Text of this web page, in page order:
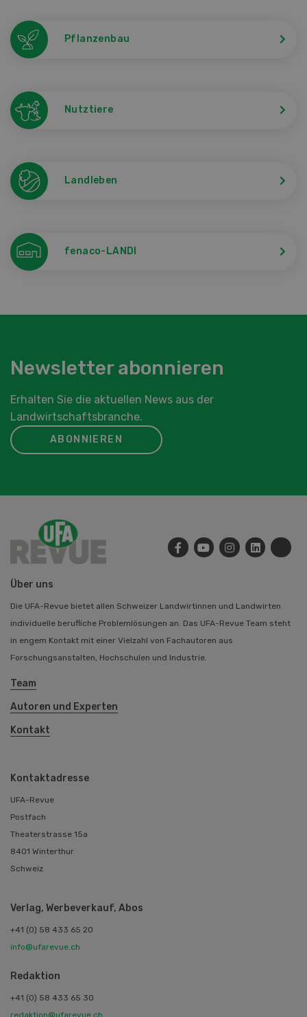
Pflanzenbau
Nutztiere
Landleben
fenaco-LANDI
Newsletter abonnieren
Erhalten Sie die aktuellen News aus der
Landwirtschaftsbranche.
ABONNIEREN
Über uns
Die UFA-Revue bietet allen Schweizer Landwirtinnen und Landwirten
individuelle berufliche Problemlösungen an. Das UFA-Revue Team steht
in engem Kontakt mit einer Vielzahl von Fachautoren aus
Forschungsanstalten, Hochschulen und Industrie.
Team
Autoren und Experten
Kontakt
Kontaktadresse
UFA-Revue
Postfach
Theaterstrasse 15a
8401 Winterthur
Schweiz
Verlag, Werbeverkauf, Abos
+41 (0) 58 433 65 20
info@ufarevue.ch
Redaktion
+41 (0) 58 433 65 30
redaktion@ufarevue.ch